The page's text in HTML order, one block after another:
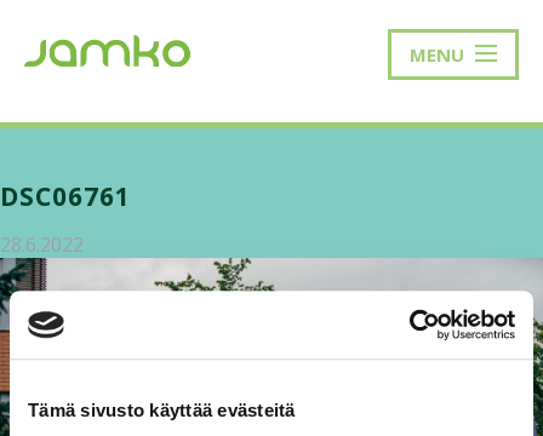
Tämä sivusto käyttää evästeitä
MENU
DSC06761
28.6.2022